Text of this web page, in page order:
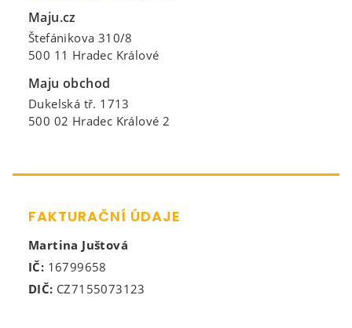
Maju.cz
Štefánikova 310/8
500 11 Hradec Králové
Maju obchod
Dukelská tř. 1713
500 02 Hradec Králové 2
FAKTURAČNÍ ÚDAJE
Martina Juštová
IČ: 16799658
DIČ: CZ7155073123